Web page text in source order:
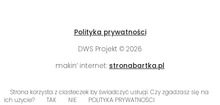
Polityka prywatności
DWS Projekt © 2026
makin’ internet: stronabartka.pl
Strona korzysta z ciasteczek by świadczyć usługi. Czy zgadzasz się na
ich użycie?
TAK NIE POLITYKA PRYWATNOŚCI